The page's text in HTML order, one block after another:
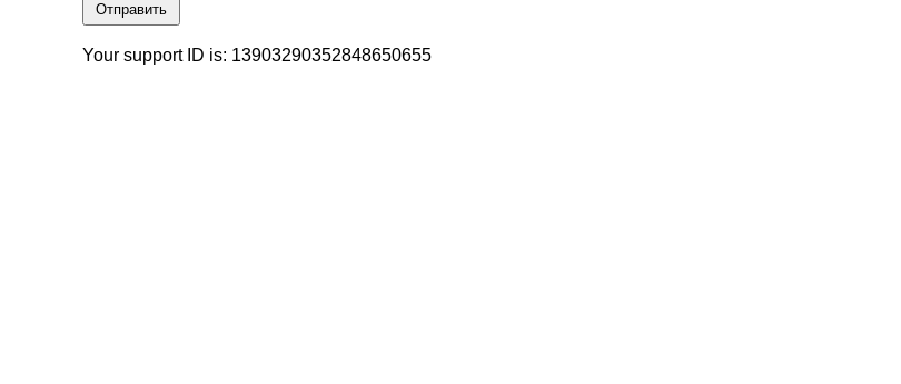
Отправить
Your support ID is: 13903290352848650655